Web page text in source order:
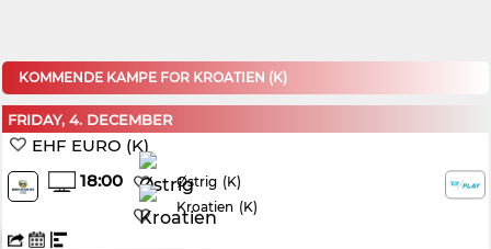
KOMMENDE KAMPE FOR KROATIEN (K)
FRIDAY, 4. DECEMBER
EHF EURO (K)
18:00
Østrig (K)
Kroatien (K)